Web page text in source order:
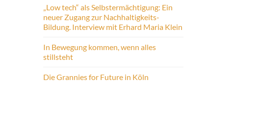
„Low tech“ als Selbstermächtigung: Ein
neuer Zugang zur Nachhaltigkeits-
Bildung. Interview mit Erhard Maria Klein
In Bewegung kommen, wenn alles
stillsteht
Die Grannies for Future in Köln